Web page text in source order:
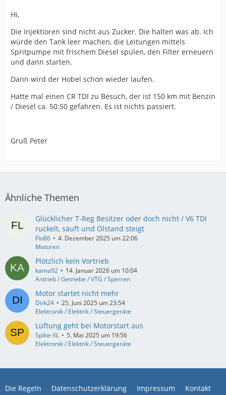
Hi,
Die Injektioren sind nicht aus Zucker. Die halten was ab. Ich
würde den Tank leer machen, die Leitungen mittels
Spritpumpe mit frischem Diesel spülen, den Filter erneuern
und dann starten.
Dann wird der Hobel schon wieder laufen.
Hatte mal einen CR TDI zu Besuch, der ist 150 km mit Benzin
/ Diesel ca. 50:50 gefahren. Es ist nichts passiert.
Gruß Peter
Ähnliche Themen
Glücklicher T-Reg Besitzer oder doch nicht / V6 TDI
ruckelt, säuft und Ölstand steigt
Flo86
4. Dezember 2025 um 22:06
Motoren
Plötzlich kein Vortrieb
kama92
14. Januar 2026 um 10:04
Antrieb / Getriebe / VTG / Sperren
Motor startet nicht mehr
Dirk24
25. Juni 2025 um 23:54
Elektronik / Elektrik / Steuergeräte
Lüftung geht bei Motorstart aus
Spike-XL
5. Mai 2025 um 19:56
Elektronik / Elektrik / Steuergeräte
Die Regeln Datenschutzerklärung Impressum Kontakt